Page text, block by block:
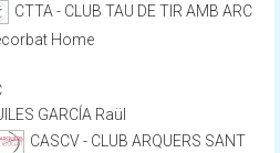
CTTA - CLUB TAU DE TIR AMB ARC
Home
GARCÍA Raül
CASCV - CLUB ARQUERS SANT